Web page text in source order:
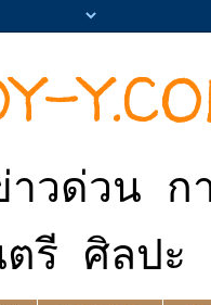
วด่วน ก
รี ศิลปะ